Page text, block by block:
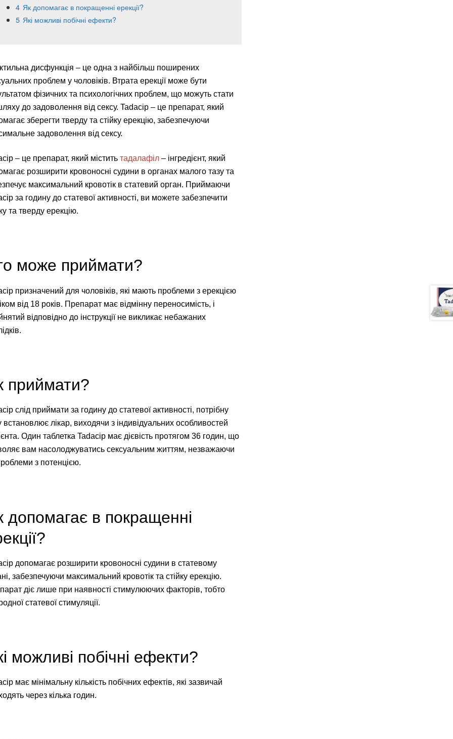
4 Як допомагає в покращенні ерекції?
5 Які можливі побічні ефекти?
дисфункція – це одна з найбільш поширених
проблем у чоловіків. Втрата ерекції може бути
фізичних та психологічних проблем, що можуть стати
до задоволення від сексу. Tadacip – це препарат, який
зберегти тверду та стійку ерекцію, забезпечуючи
задоволення від сексу.
– це препарат, який містить тадалафіл– інгредієнт, який
розширити кровоносні судини в органах малого тазу та
максимальний кровотік в статевий орган. Приймаючи
за годину до статевої активності, ви можете забезпечити
та тверду ерекцію.
може приймати?
призначений для чоловіків, які мають проблеми з ерекцією
від 18 років. Препарат має відмінну переносимість, і
відповідно до інструкції не викликає небажаних
приймати?
слід приймати за годину до статевої активності, потрібну
встановлює лікар, виходячи з індивідуальних особливостей
Один таблетка Tadacip має дієвість протягом 36 годин, що
вам насолоджуватись сексуальним життям, незважаючи
з потенцією.
допомагає в покращенні
допомагає розширити кровоносні судини в статевому
забезпечуючи максимальний кровотік та стійку ерекцію.
діє лише при наявності стимулюючих факторів, тобто
статевої стимуляції.
можливі побічні ефекти?
має мінімальну кількість побічних ефектів, які зазвичай
через кілька годин.